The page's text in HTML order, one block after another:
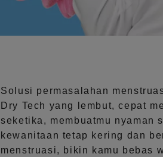
Solusi permasalahan
Dry Tech yang lembut, cepat
seketika, membuatmu nyaman
kewanitaan tetap kering dan
menstruasi, bikin kamu bebas